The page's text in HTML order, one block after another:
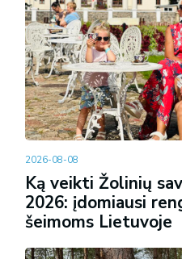
2026-08-08
Ką veikti Žolinių
2026: įdomiausi
šeimoms Lietuvoje